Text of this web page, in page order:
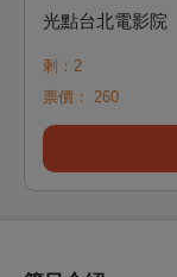
光點台北電影院
剩：2
票價：
260